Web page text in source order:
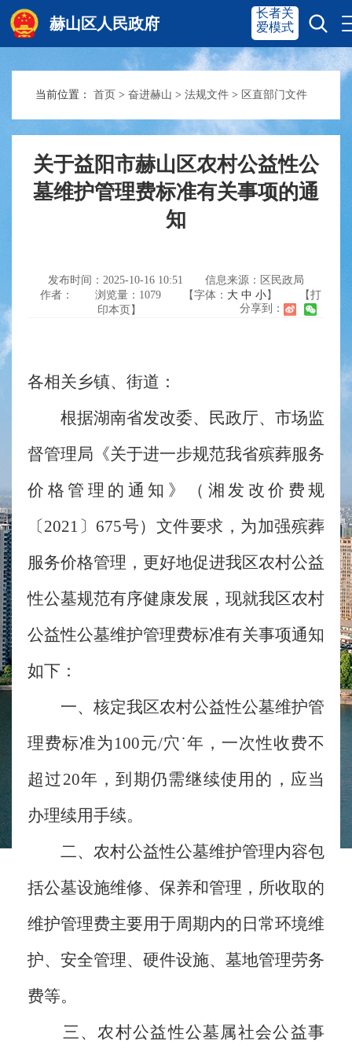
赫山区人民政府
赫山首页 奋进赫山
政务要闻 多彩资湘
互动交流
长者关
爱模式
当前位置： 首页 > 奋进赫山 > 法规文件 > 区直部门文件
关于益阳市赫山区农村公益性公
墓维护管理费标准有关事项的通
知
发布时间：2025-10-16 10:51
信息来源：区民政局
作者：
浏览量： 1079 【字体： 大 中 小】
【打
印本页】
分享到：
各相关乡镇、街道：
根据湖南省发改委、民政厅、市场监
督管理局《关于进一步规范我省殡葬服务
价格管理的通知》（湘发改价费规
〔2021〕675号）文件要求，为加强殡葬
服务价格管理，更好地促进我区农村公益
性公墓规范有序健康发展，现就我区农村
公益性公墓维护管理费标准有关事项通知
如下：
一、核定我区农村公益性公墓维护管
理费标准为100元/穴˙年，一次性收费不
超过20年，到期仍需继续使用的，应当
办理续用手续。
二、农村公益性公墓维护管理内容包
括公墓设施维修、保养和管理，所收取的
维护管理费主要用于周期内的日常环境维
护、安全管理、硬件设施、墓地管理劳务
费等。
三、农村公益性公墓属社会公益事